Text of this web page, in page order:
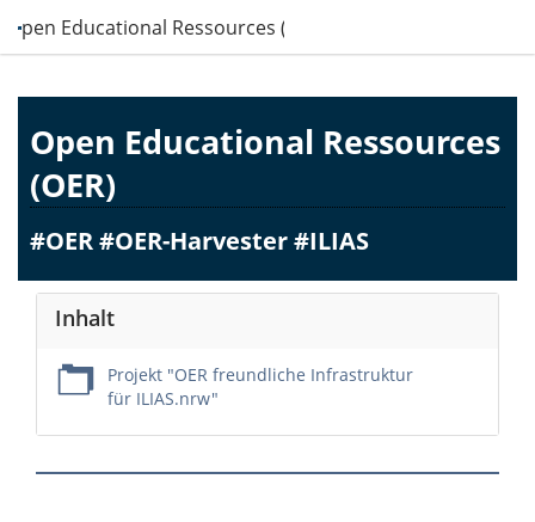
Open Educational Ressources (OER)
Open Educational Ressources
(OER)
#OER #OER-Harvester #ILIAS
Inhalt
Projekt "OER freundliche Infrastruktur
für ILIAS.nrw"